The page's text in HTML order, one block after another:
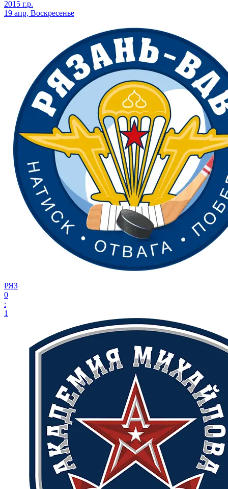
2015 г.р.
19 апр, Воскресенье
РЯЗ
0
:
1